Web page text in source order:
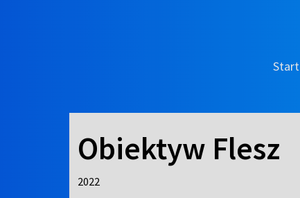
Start
Obiektyw Flesz
2022